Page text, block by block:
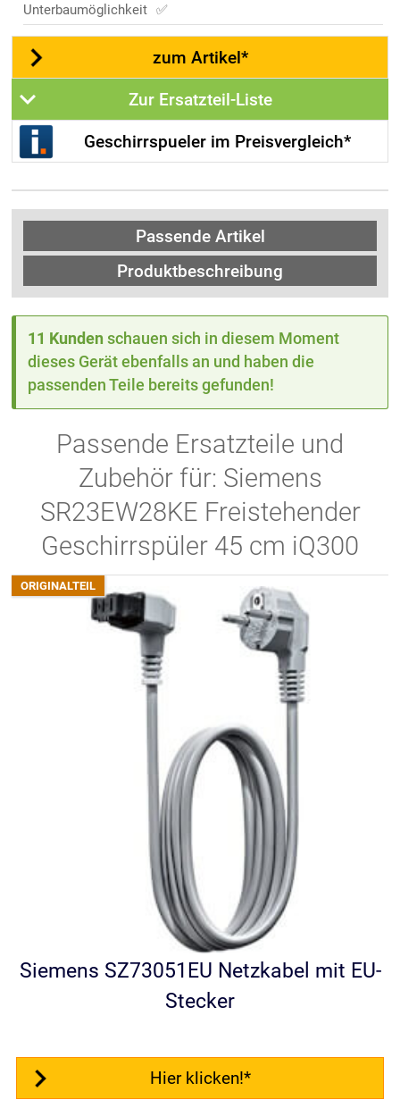
Unterbaumöglichkeit ✅
zum Artikel*
Zur Ersatzteil-Liste
Geschirrspueler im Preisvergleich*
Passende Artikel
Produktbeschreibung
11 Kunden schauen sich in diesem Moment
dieses Gerät ebenfalls an und haben die
passenden Teile bereits gefunden!
Passende Ersatzteile und
Zubehör für: Siemens
SR23EW28KE Freistehender
Geschirrspüler 45 cm iQ300
Siemens SZ73051EU Netzkabel mit EU-
Stecker
Hier klicken!*